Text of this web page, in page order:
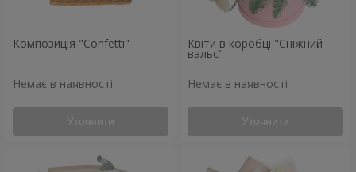
Композиція "Confetti"
Немає в наявності
Уточнити
Квіти в коробці "Сніжний
вальс"
Немає в наявності
Уточнити